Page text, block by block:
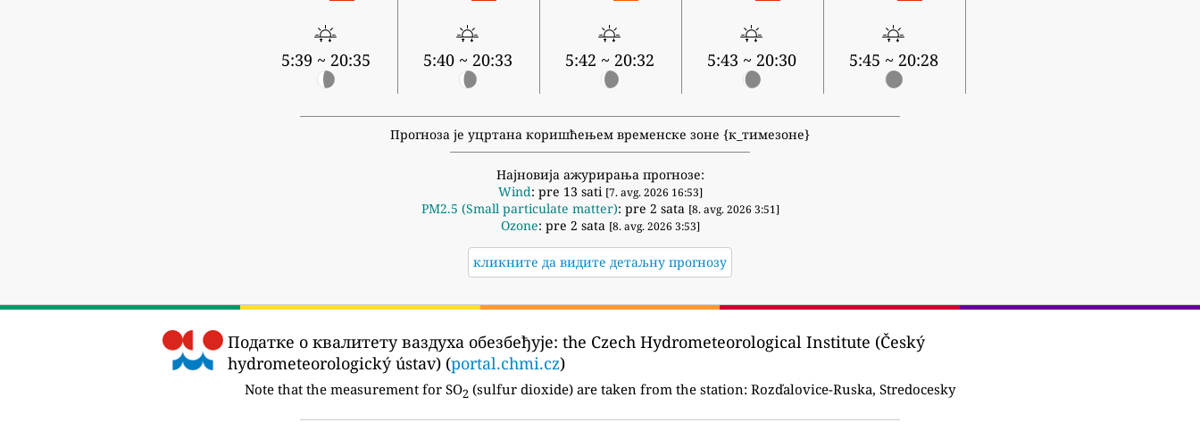
5:39 ~ 20:35 5:40 ~ 20:33 5:42 ~ 20:32 5:43 ~ 20:30 5:45 ~ 20:28
Прогноза је уцртана коришћењем временске зоне {к_тимезоне}
Најновија ажурирања прогнозе:
Wind: pre 13 sati [7. avg. 2026 16:53]
PM2.5 (Small particulate matter): pre 2 sata [8. avg. 2026 3:51]
Ozone: pre 2 sata [8. avg. 2026 3:53]
кликните да видите детаљну прогнозу
Податке о квалитету ваздуха обезбеђује: the Czech Hydrometeorological Institute (Český
hydrometeorologický ústav) (portal.chmi.cz)
Note that the measurement for SO2 (sulfur dioxide) are taken from the station: Rozďalovice-Ruska, Stredocesky